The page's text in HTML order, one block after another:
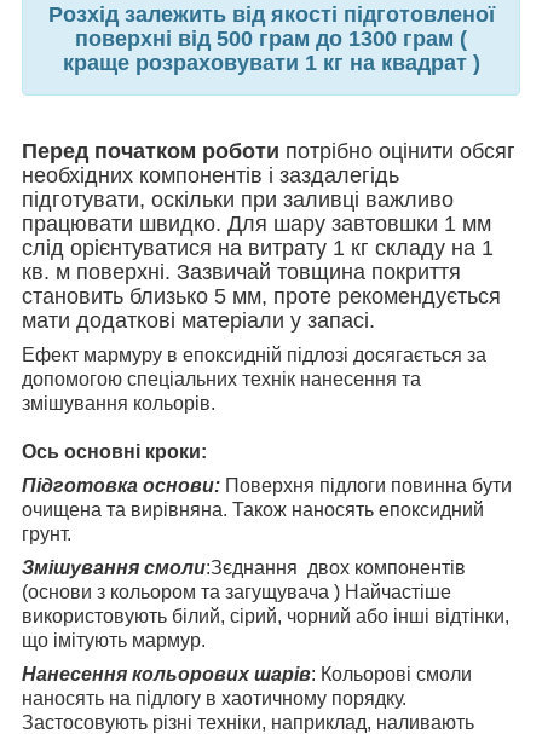
Розхід залежить від якості підготовленої
поверхні від 500 грам до 1300 грам (
краще розраховувати 1 кг на квадрат )
Перед початком роботи потрібно оцінити обсяг
необхідних компонентів і заздалегідь
підготувати, оскільки при заливці важливо
працювати швидко. Для шару завтовшки 1 мм
слід орієнтуватися на витрату 1 кг складу на 1
кв. м поверхні. Зазвичай товщина покриття
становить близько 5 мм, проте рекомендується
мати додаткові матеріали у запасі.
Ефект мармуру в епоксидній підлозі досягається за
допомогою спеціальних технік нанесення та
змішування кольорів.
Ось основні кроки:
Підготовка основи: Поверхня підлоги повинна бути
очищена та вирівняна. Також наносять епоксидний
грунт.
Змішування смоли:Зєднання двох компонентів
(основи з кольором та загущувача ) Найчастіше
використовують білий, сірий, чорний або інші відтінки,
що імітують мармур.
Нанесення кольорових шарів: Кольорові смоли
наносять на підлогу в хаотичному порядку.
Застосовують різні техніки, наприклад, наливають